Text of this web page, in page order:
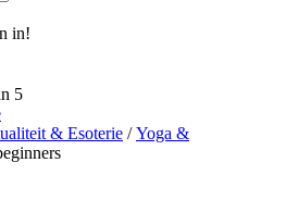
in!
5
& Esoterie /Yoga &